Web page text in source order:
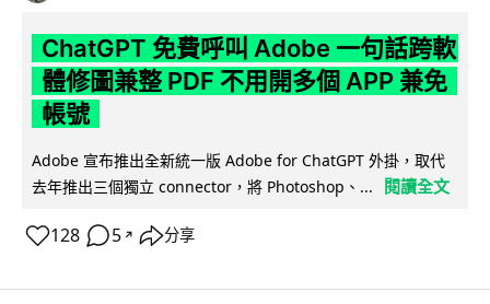
ChatGPT 免費呼叫 Adobe 一句話跨軟
體修圖兼整 PDF 不用開多個 APP 兼免
帳號
Adobe 宣布推出全新統一版 Adobe for ChatGPT 外掛，取代
去年推出三個獨立 connector，將 Photoshop、...
閱讀全文
128 5 ↗ 分享